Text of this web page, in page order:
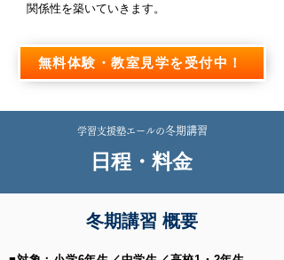
関係性を築いていきます。
無料体験・教室見学を受付中！
学習支援塾エールの冬期講習
日程・料金
冬期講習 概要